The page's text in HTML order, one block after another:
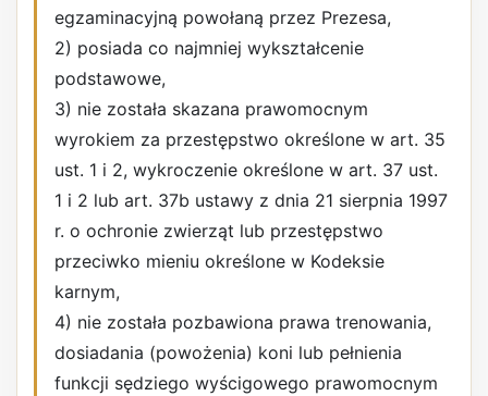
egzaminacyjną powołaną przez Prezesa,
2) posiada co najmniej wykształcenie
podstawowe,
3) nie została skazana prawomocnym
wyrokiem za przestępstwo określone w art. 35
ust. 1 i 2, wykroczenie określone w art. 37 ust.
1 i 2 lub art. 37b ustawy z dnia 21 sierpnia 1997
r. o ochronie zwierząt lub przestępstwo
przeciwko mieniu określone w Kodeksie
karnym,
4) nie została pozbawiona prawa trenowania,
dosiadania (powożenia) koni lub pełnienia
funkcji sędziego wyścigowego prawomocnym